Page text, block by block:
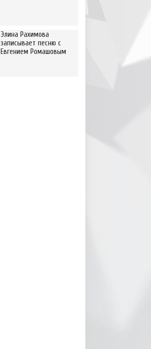
Элина Рахимова
записывает песню с
Евгением Ромашовым